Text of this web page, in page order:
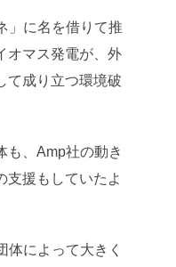
」に名を借りて推
オマス発電が、外
て成り立つ環境破
も、Amp社の動き
支援もしていたよ
体によって大きく